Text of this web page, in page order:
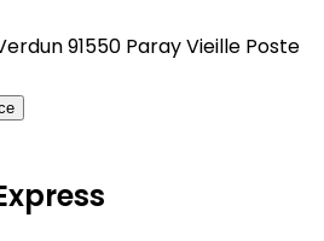
91550 Paray Vieille Poste